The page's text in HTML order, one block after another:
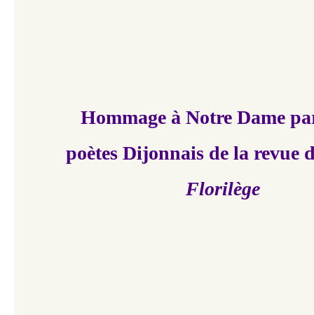
Hommage à Notre Dame
poètes Dijonnais de la revue
Florilège